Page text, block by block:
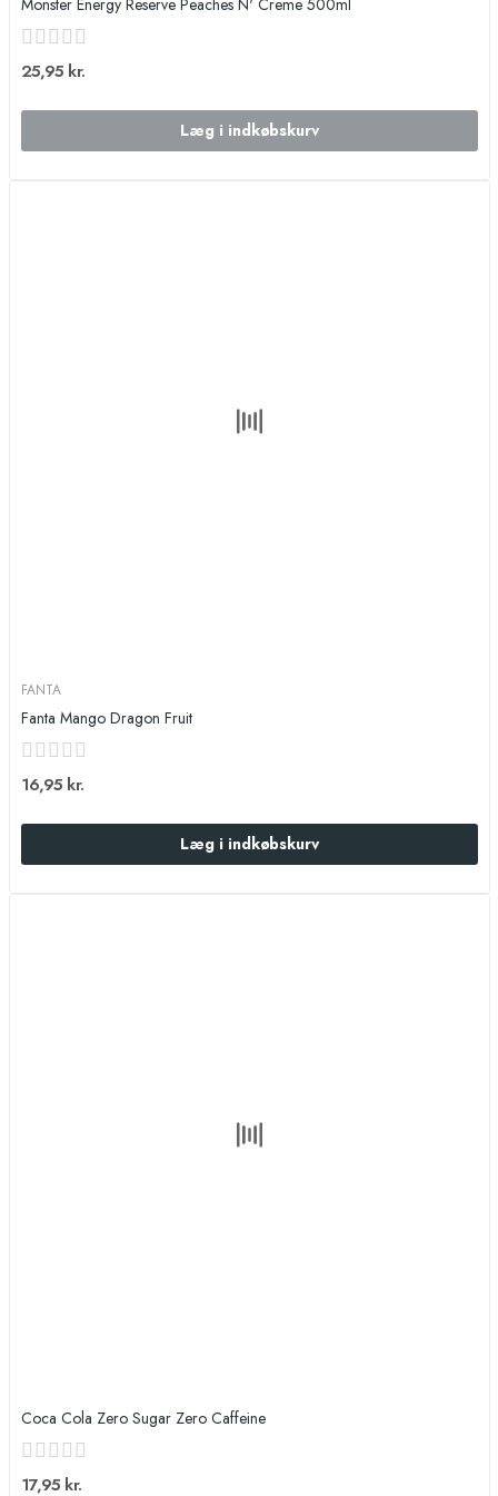
Monster Energy Reserve Peaches N' Creme 500ml
25,95 kr.
Læg i indkøbskurv
FANTA
Fanta Mango Dragon Fruit
16,95 kr.
Læg i indkøbskurv
Coca Cola Zero Sugar Zero Caffeine
17,95 kr.